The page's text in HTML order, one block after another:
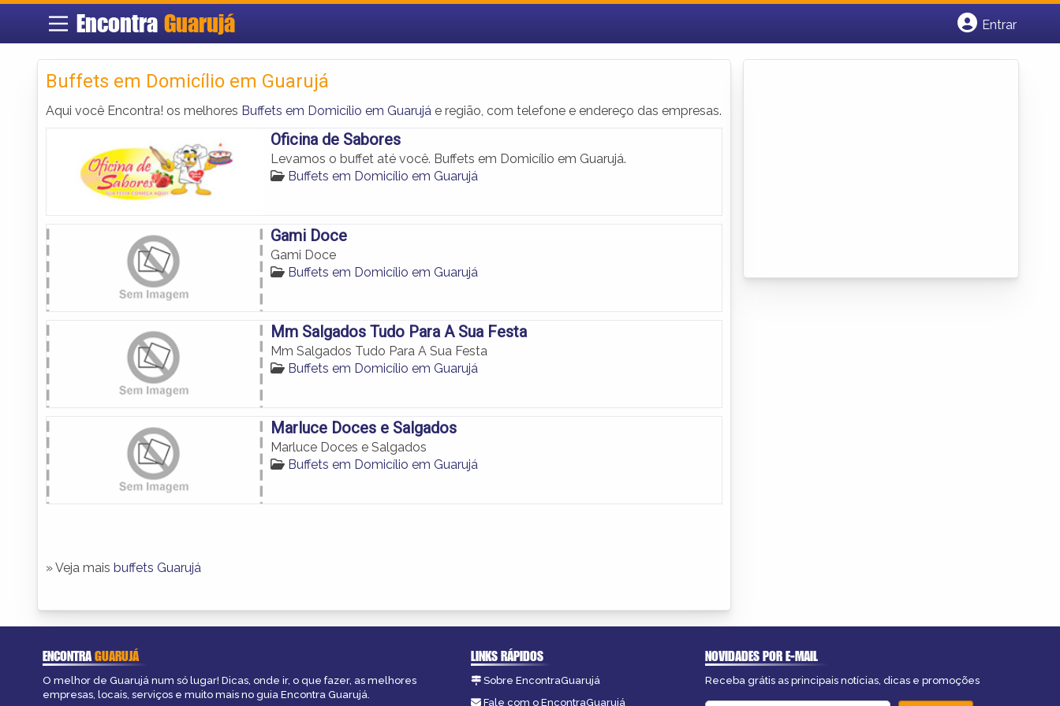
EncontraGuarujá
Entrar
Buffets em Domicílio em Guarujá
Aqui você Encontra! os melhores Buffets em Domicílio em Guarujá e região, com telefone e endereço das empresas.
Oficina de Sabores
Levamos o buffet até você. Buffets em Domicílio em Guarujá.
Buffets em Domicílio em Guarujá
Gami Doce
Gami Doce
Buffets em Domicílio em Guarujá
Mm Salgados Tudo Para A Sua Festa
Mm Salgados Tudo Para A Sua Festa
Buffets em Domicílio em Guarujá
Marluce Doces e Salgados
Marluce Doces e Salgados
Buffets em Domicílio em Guarujá
» Veja mais buffets Guarujá
ENCONTRAGUARUJÁ
O melhor de Guarujá num só lugar! Dicas, onde ir, o que fazer, as melhores
empresas, locais, serviços e muito mais no guia Encontra Guarujá.
LINKS RÁPIDOS
Sobre EncontraGuarujá
Fale com o EncontraGuarujá
NOVIDADES POR E-MAIL
Receba grátis as principais notícias, dicas e promoções